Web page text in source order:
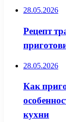
28.05.2026
Рецепт
28.05.2026
Как
кухни